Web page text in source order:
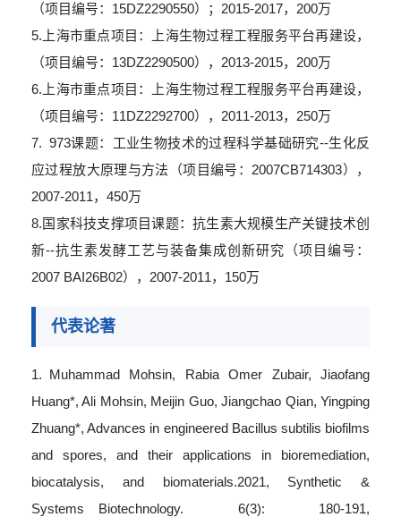
（项目编号：15DZ2290550）；2015-2017，200万
5.上海市重点项目：上海生物过程工程服务平台再建设，
（项目编号：13DZ2290500），2013-2015，200万
6.上海市重点项目：上海生物过程工程服务平台再建设，
（项目编号：11DZ2292700），2011-2013，250万
7. 973课题：工业生物技术的过程科学基础研究--生化反
应过程放大原理与方法（项目编号：2007CB714303），
2007-2011，450万
8.国家科技支撑项目课题：抗生素大规模生产关键技术创
新--抗生素发酵工艺与装备集成创新研究（项目编号：
2007 BAI26B02），2007-2011，150万
代表论著
1. Muhammad Mohsin, Rabia Omer Zubair, Jiaofang
Huang*, Ali Mohsin, Meijin Guo, Jiangchao Qian, Yingping
Zhuang*, Advances in engineered Bacillus subtilis biofilms
and spores, and their applications in bioremediation,
biocatalysis, and biomaterials.2021, Synthetic &
Systems Biotechnology. 6(3): 180-191,